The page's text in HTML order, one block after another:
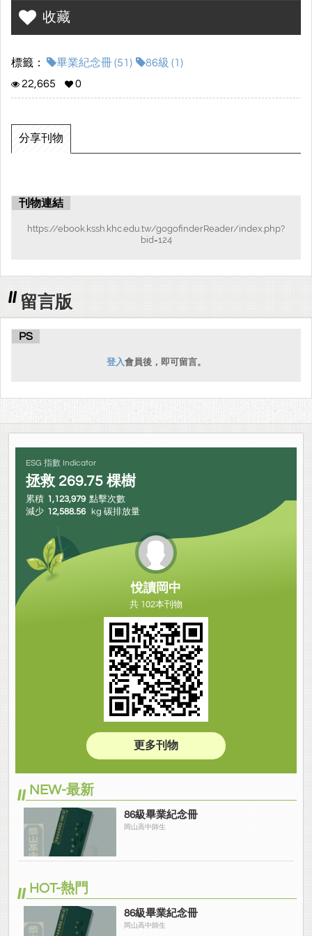
收藏
標籤： 畢業紀念冊 (51)
86級 (1)
22,665
0
分享刊物
刊物連結
https://ebook.kssh.khc.edu.tw/gogofinderReader/index.php?
bid=124
留言版
PS
登入會員後，即可留言。
ESG 指數 Indicator
拯救 269.75 棵樹
累積 1,123,979 點擊次數
減少 12,588.56 kg 碳排放量
悅讀岡中
共 102本刊物
更多刊物
NEW-最新
86級畢業紀念冊
岡山高中師生
HOT-熱門
86級畢業紀念冊
岡山高中師生